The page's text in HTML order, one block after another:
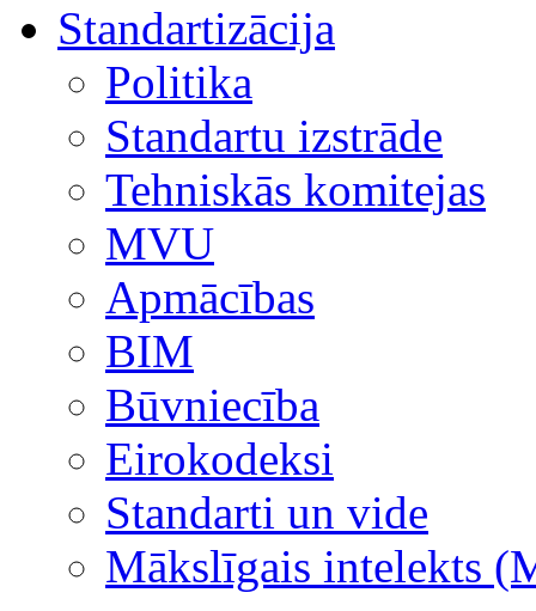
Standartizācija
Politika
Standartu izstrāde
Tehniskās komitejas
MVU
Apmācības
BIM
Būvniecība
Eirokodeksi
Standarti un vide
Mākslīgais intelekts